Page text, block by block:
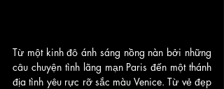
Từ một kinh đô ánh sáng nồng nàn bởi những
câu chuyện tình lãng mạn Paris đến một thánh
địa tình yêu rực rỡ sắc màu Venice. Từ vẻ đẹp